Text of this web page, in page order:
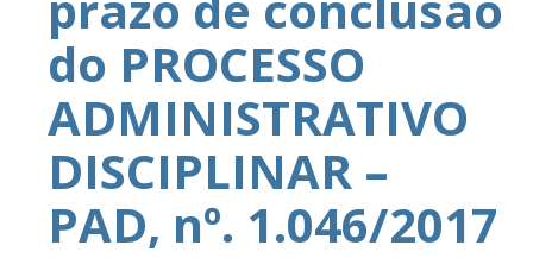
do PROCESSO
ADMINISTRATIVO
DISCIPLINAR –
PAD, nº. 1.046/2017